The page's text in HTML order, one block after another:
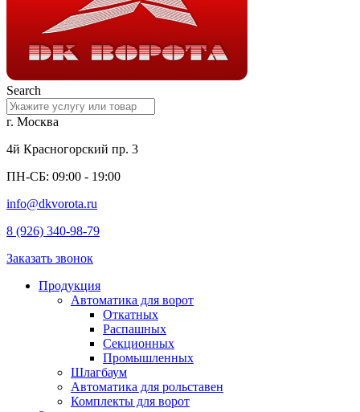
Search
г. Москва
4й Красногорский пр. 3
ПН-СБ: 09:00 - 19:00
info@dkvorota.ru
8 (926) 340-98-79
Заказать звонок
Продукция
Автоматика для ворот
Откатных
Распашных
Секционных
Промышленных
Шлагбаум
Автоматика для рольставен
Комплекты для ворот